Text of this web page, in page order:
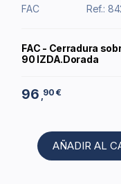
FAC Ref.:
FAC - Cerradura
90 IZDA.Dorada
96 ,90 €
AÑADIR AL